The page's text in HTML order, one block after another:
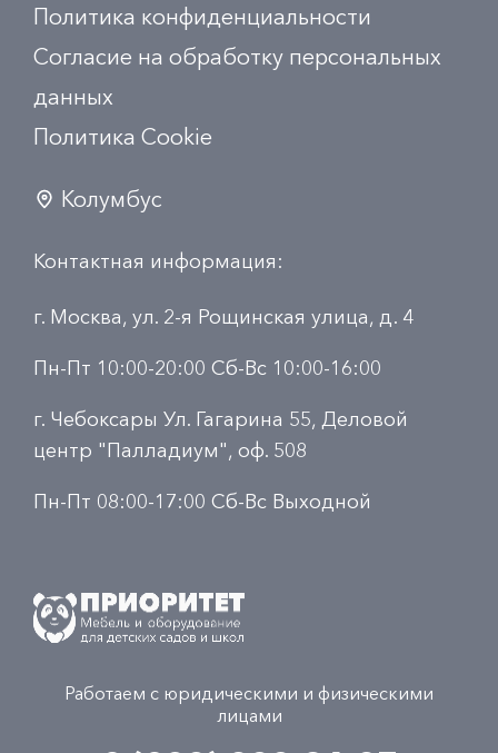
Политика конфиденциальности
Согласие на обработку персональных
данных
Политика Сookie
Колумбус
Контактная информация:
г. Москва, ул. 2-я Рощинская улица, д. 4
Пн-Пт 10:00-20:00 Сб-Вс 10:00-16:00
г. Чебоксары Ул. Гагарина 55, Деловой
центр "Палладиум", оф. 508
Пн-Пт 08:00-17:00 Сб-Вс Выходной
Работаем с юридическими и физическими
лицами